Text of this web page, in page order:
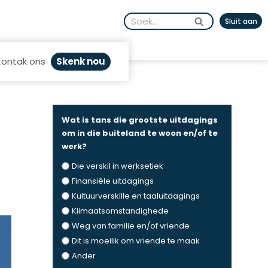
Search
for:
Sluit aan
ons Skenk nou
Wat is tans die grootste uitdagings
om in die buiteland te woon en/of te
werk?
Die verskil in werksetiek
Finansiële uitdagings
Kultuurverskille en taaluitdagings
Klimaatsomstandighede
Weg van familie en/of vriende
Dit is moeilik om vriende te maak
Ander